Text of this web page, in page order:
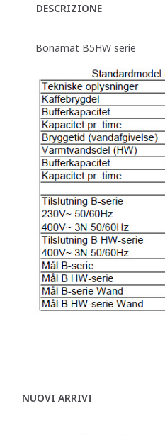
DESCRIZIONE
Bonamat B5HW serie
NUOVI ARRIVI